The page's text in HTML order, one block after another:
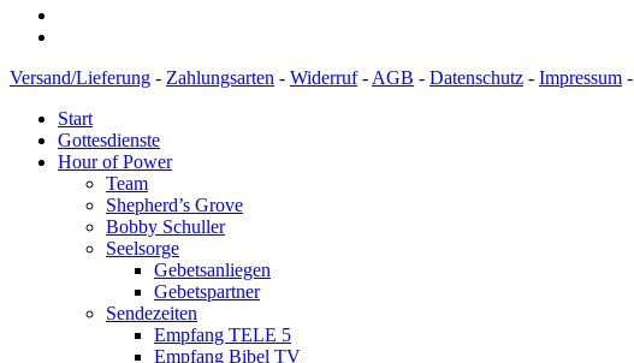
Versand/Lieferung - Zahlungsarten - Widerruf- AGB - Datenschutz - Impressum -
Start
Gottesdienste
Hour of Power
Team
Shepherd’s Grove
Bobby Schuller
Seelsorge
Gebetsanliegen
Gebetspartner
Sendezeiten
Empfang TELE 5
Empfang Bibel TV